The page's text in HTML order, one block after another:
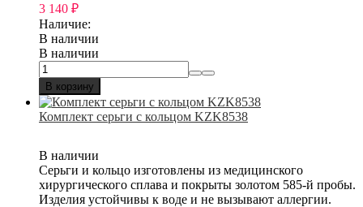
3 140 ₽
Наличие:
В наличии
В наличии
В корзину
Комплект серьги с кольцом KZK8538
В наличии
Серьги и кольцо изготовлены из медицинского
хирургического сплава и покрыты золотом 585-й пробы.
Изделия устойчивы к воде и не вызывают аллергии.